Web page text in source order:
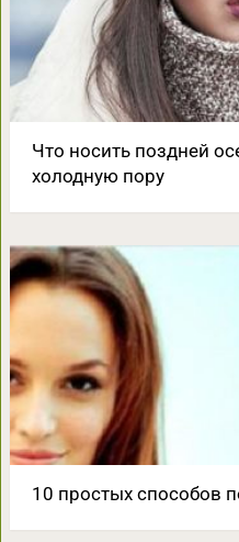
Что носить поздней
холодную пору
10 простых способов